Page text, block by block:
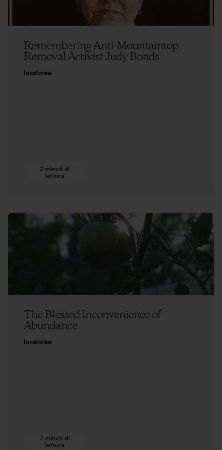
Remembering Anti-Mountaintop
Removal Activist Judy Bonds
localcrew
2 minuti di
lettura
The Blessed Inconvenience of
Abundance
localcrew
7 minuti di
lettura